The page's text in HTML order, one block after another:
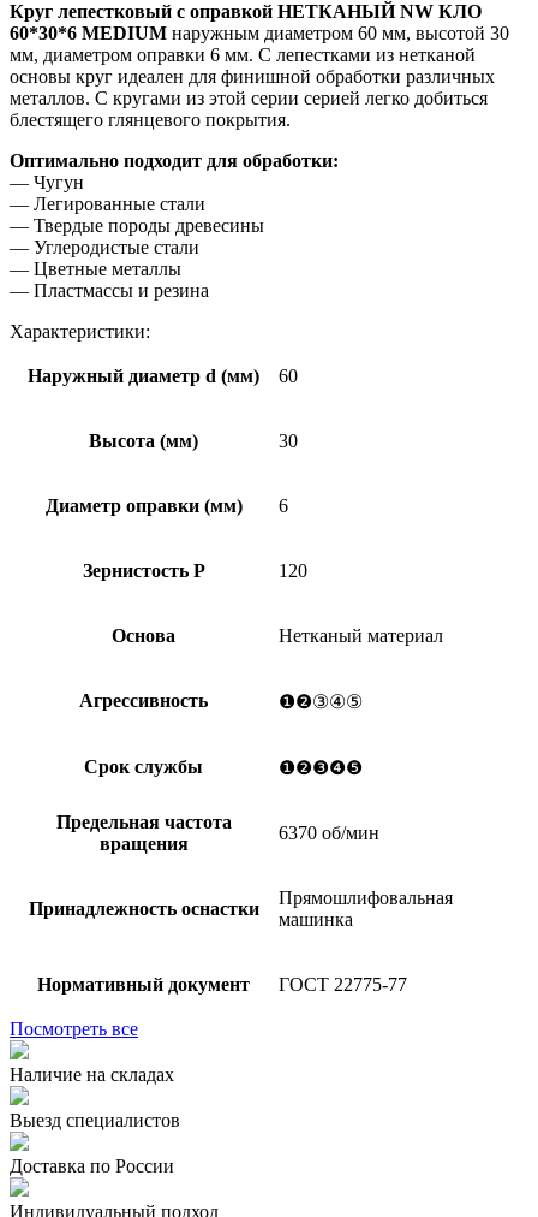
Круг лепестковый с оправкой НЕТКАНЫЙ NW КЛО
60*30*6 MEDIUM наружным диаметром 60 мм, высотой 30
мм, диаметром оправки 6 мм. С лепестками из нетканой
основы круг идеален для финишной обработки различных
металлов. С кругами из этой серии серией легко добиться
блестящего глянцевого покрытия.
Оптимально подходит для обработки:
— Чугун
— Легированные стали
— Твердые породы древесины
— Углеродистые стали
— Цветные металлы
— Пластмассы и резина
Характеристики:
Наружный диаметр d (мм) 60
Высота (мм) 30
Диаметр оправки (мм) 6
Зернистость Р 120
Основа Нетканый материал
Агрессивность ❶❷③④⑤
Срок службы ❶❷❸❹❺
Предельная частота
вращения
6370 об/мин
Принадлежность оснастки
Прямошлифовальная
машинка
Нормативный документ ГОСТ 22775-77
Посмотреть все
Наличие на складах
Выезд специалистов
Доставка по России
Индивидуальный подход